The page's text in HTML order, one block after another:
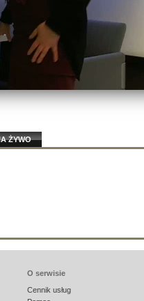
ŻYWO
O serwisie
Cennik usług